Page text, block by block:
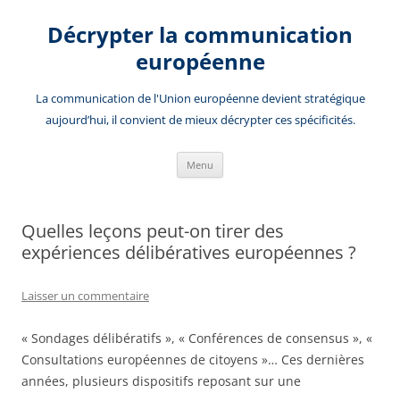
contenuDécrypter la communication
européenne
La communication de l'Union européenne devient stratégique
aujourd’hui, il convient de mieux décrypter ces spécificités.
Menu
Quelles leçons peut-on tirer des
expériences délibératives européennes ?
Laisser un commentaire
« Sondages délibératifs », « Conférences de consensus », «
Consultations européennes de citoyens »… Ces dernières
années, plusieurs dispositifs reposant sur une